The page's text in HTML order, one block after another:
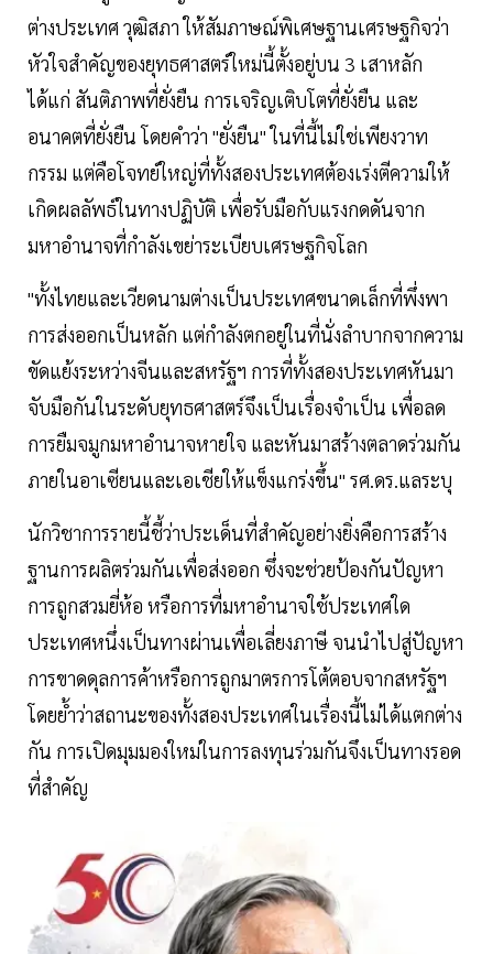
ต่างประเทศ วุฒิสภา ให้สัมภาษณ์พิเศษฐานเศรษฐกิจว่า
หัวใจสำคัญของยุทธศาสตร์ใหม่นี้ตั้งอยู่บน 3 เสาหลัก
ได้แก่ สันติภาพที่ยั่งยืน การเจริญเติบโตที่ยั่งยืน และ
อนาคตที่ยั่งยืน โดยคำว่า "ยั่งยืน" ในที่นี้ไม่ใช่เพียงวาท
กรรม แต่คือโจทย์ใหญ่ที่ทั้งสองประเทศต้องเร่งตีความให้
เกิดผลลัพธ์ในทางปฏิบัติ เพื่อรับมือกับแรงกดดันจาก
มหาอำนาจที่กำลังเขย่าระเบียบเศรษฐกิจโลก
"ทั้งไทยและเวียดนามต่างเป็นประเทศขนาดเล็กที่พึ่งพา
การส่งออกเป็นหลัก แต่กำลังตกอยู่ในที่นั่งลำบากจากความ
ขัดแย้งระหว่างจีนและสหรัฐฯ การที่ทั้งสองประเทศหันมา
จับมือกันในระดับยุทธศาสตร์จึงเป็นเรื่องจำเป็น เพื่อลด
การยืมจมูกมหาอำนาจหายใจ และหันมาสร้างตลาดร่วมกัน
ภายในอาเซียนและเอเชียให้แข็งแกร่งขึ้น" รศ.ดร.แลระบุ
นักวิชาการรายนี้ชี้ว่าประเด็นที่สำคัญอย่างยิ่งคือการสร้าง
ฐานการผลิตร่วมกันเพื่อส่งออก ซึ่งจะช่วยป้องกันปัญหา
การถูกสวมยี่ห้อ หรือการที่มหาอำนาจใช้ประเทศใด
ประเทศหนึ่งเป็นทางผ่านเพื่อเลี่ยงภาษี จนนำไปสู่ปัญหา
การขาดดุลการค้าหรือการถูกมาตรการโต้ตอบจากสหรัฐฯ
โดยย้ำว่าสถานะของทั้งสองประเทศในเรื่องนี้ไม่ได้แตกต่าง
กัน การเปิดมุมมองใหม่ในการลงทุนร่วมกันจึงเป็นทางรอด
ที่สำคัญ